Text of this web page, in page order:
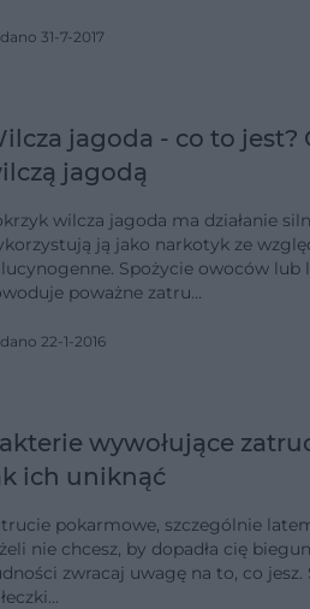
31-7-2017
jagoda - co to jest?
jagodą
wilcza jagoda ma działanie
ją jako narkotyk ze
Spożycie owoców lub
poważne zatru…
22-1-2016
wywołujące
ich uniknąć
pokarmowe, szczególnie
nie chcesz, by dopadła cię
zwracaj uwagę na to, co